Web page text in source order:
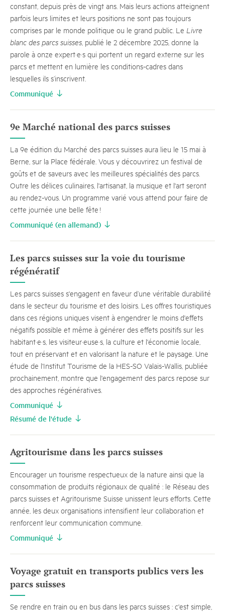
constant, depuis près de vingt ans. Mais leurs actions atteignent
parfois leurs limites et leurs positions ne sont pas toujours
comprises par le monde politique ou le grand public. Le Livre
blanc des parcs suisses , publié le 2 décembre 2025, donne la
parole à onze expert·e·s qui portent un regard externe sur les
parcs et mettent en lumière les conditions-cadres dans
lesquelles ils s’inscrivent.
Communiqué
9e Marché national des parcs suisses
La 9e édition du Marché des parcs suisses aura lieu le 15 mai à
Berne, sur la Place fédérale. Vous y découvrirez un festival de
goûts et de saveurs avec les meilleures spécialités des parcs.
Outre les délices culinaires, l'artisanat, la musique et l'art seront
au rendez-vous. Un programme varié vous attend pour faire de
cette journée une belle fête !
Communiqué (en allemand)
Les parcs suisses sur la voie du tourisme
régénératif
Les parcs suisses s'engagent en faveur d’une véritable durabilité
dans le secteur du tourisme et des loisirs. Les offres touristiques
dans ces régions uniques visent à engendrer le moins d'effets
négatifs possible et même à générer des effets positifs sur les
habitant·e·s, les visiteur·euse·s, la culture et l'économie locale,
tout en préservant et en valorisant la nature et le paysage. Une
étude de l'Institut Tourisme de la HES-SO Valais-Wallis, publiée
prochainement, montre que l'engagement des parcs repose sur
des approches régénératives.
Communiqué
Résumé de l'étude
Agritourisme dans les parcs suisses
Encourager un tourisme respectueux de la nature ainsi que la
consommation de produits régionaux de qualité : le Réseau des
parcs suisses et Agritourisme Suisse unissent leurs efforts. Cette
année, les deux organisations intensifient leur collaboration et
renforcent leur communication commune.
Communiqué
Voyage gratuit en transports publics vers les
parcs suisses
Se rendre en train ou en bus dans les parcs suisses : c'est simple,